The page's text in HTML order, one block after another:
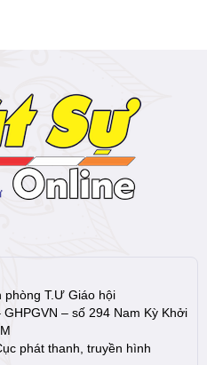
phòng T.Ư Giáo hội
– số 294 Nam Kỳ Khởi
phát thanh, truyền hình